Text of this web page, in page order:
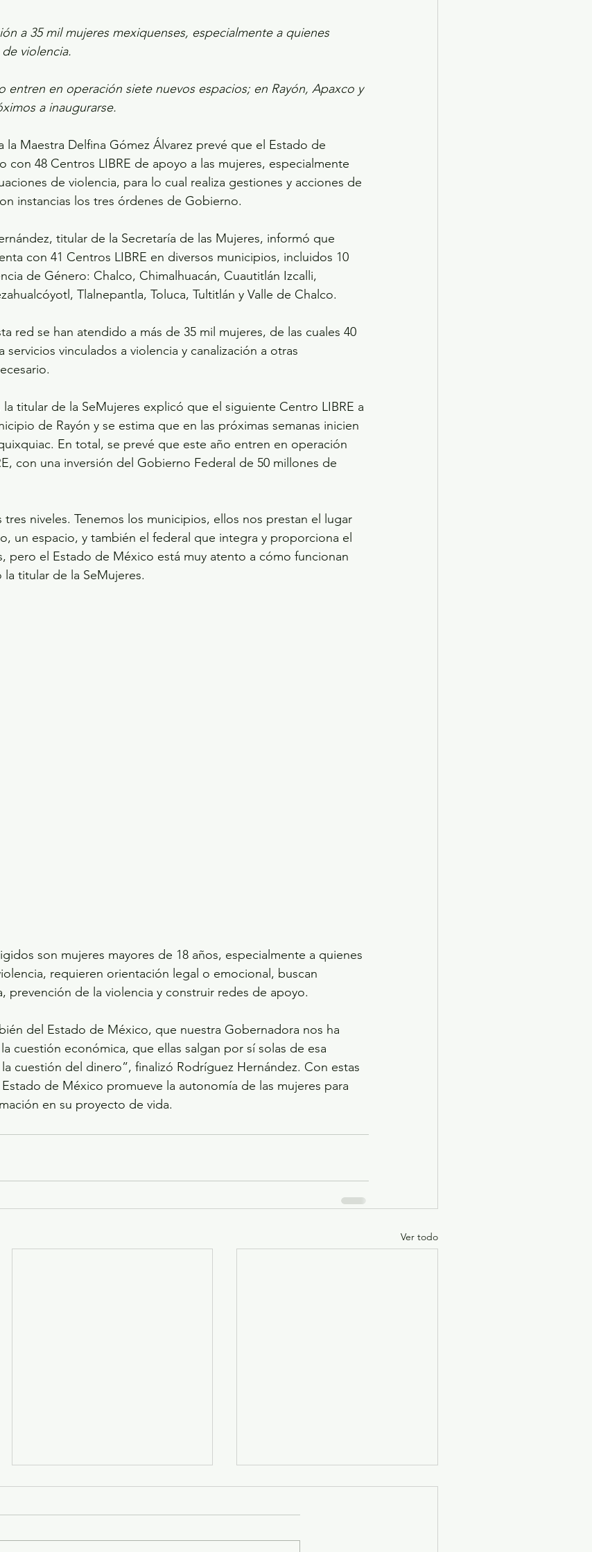
a 35 mil mujeres mexiquenses, especialmente a quienes
violencia.
entren en operación siete nuevos espacios; en Rayón, Apaxco y
a inaugurarse.
la Maestra Delfina Gómez Álvarez prevé que el Estado de
con 48 Centros LIBRE de apoyo a las mujeres, especialmente
de violencia, para lo cual realiza gestiones y acciones de
instancias los tres órdenes de Gobierno.
titular de la Secretaría de las Mujeres, informó que
con 41 Centros LIBRE en diversos municipios, incluidos 10
de Género: Chalco, Chimalhuacán, Cuautitlán Izcalli,
Tlalnepantla, Toluca, Tultitlán y Valle de Chalco.
red se han atendido a más de 35 mil mujeres, de las cuales 40
vinculados a violencia y canalización a otras
titular de la SeMujeres explicó que el siguiente Centro LIBRE a
de Rayón y se estima que en las próximas semanas inicien
En total, se prevé que este año entren en operación
con una inversión del Gobierno Federal de 50 millones de
tres niveles. Tenemos los municipios, ellos nos prestan el lugar
un espacio, y también el federal que integra y proporciona el
pero el Estado de México está muy atento a cómo funcionan
titular de la SeMujeres.
son mujeres mayores de 18 años, especialmente a quienes
requieren orientación legal o emocional, buscan
prevención de la violencia y construir redes de apoyo.
del Estado de México, que nuestra Gobernadora nos ha
cuestión económica, que ellas salgan por sí solas de esa
cuestión del dinero”, finalizó Rodríguez Hernández. Con estas
de México promueve la autonomía de las mujeres para
en su proyecto de vida.
Ver todo